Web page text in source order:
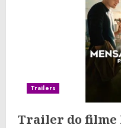
Trailers
Trailer do filme